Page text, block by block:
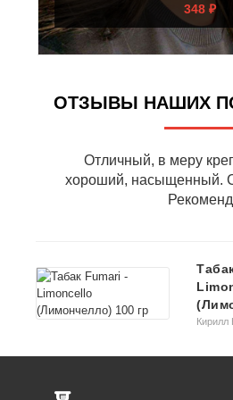
348 ₽
ОТЗЫВЫ НАШИХ
Отличный, в меру
хороший, насыщенный.
Кирилл